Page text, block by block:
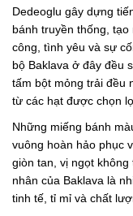
Dedeoglu gây dựng
bánh truyền thống,
công, tình yêu và sự
bộ Baklava ở đây đều
tấm bột mỏng trải đều
từ các hạt được chọn
Những miếng bánh
vuông hoàn hảo phục
giòn tan, vị ngọt
nhân của Baklava là
tinh tế, tỉ mỉ và chất